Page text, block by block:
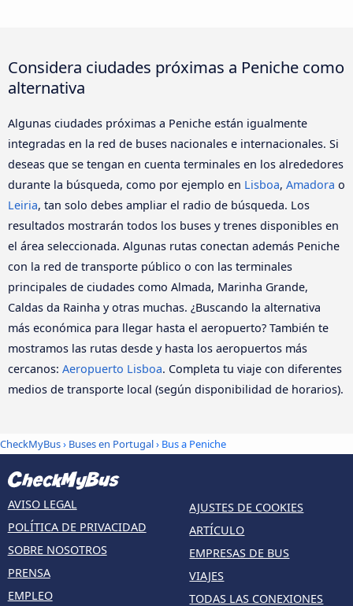
Considera ciudades próximas a Peniche como
alternativa
Algunas ciudades próximas a Peniche están igualmente
integradas en la red de buses nacionales e internacionales. Si
deseas que se tengan en cuenta terminales en los alrededores
durante la búsqueda, como por ejemplo en Lisboa, Amadora o
Leiria, tan solo debes ampliar el radio de búsqueda. Los
resultados mostrarán todos los buses y trenes disponibles en
el área seleccionada. Algunas rutas conectan además Peniche
con la red de transporte público o con las terminales
principales de ciudades como Almada, Marinha Grande,
Caldas da Rainha y otras muchas. ¿Buscando la alternativa
más económica para llegar hasta el aeropuerto? También te
mostramos las rutas desde y hasta los aeropuertos más
cercanos: Aeropuerto Lisboa. Completa tu viaje con diferentes
medios de transporte local (según disponibilidad de horarios).
CheckMyBus› Buses en Portugal› Bus a Peniche
AVISO LEGAL
POLÍTICA DE PRIVACIDAD
SOBRE NOSOTROS
PRENSA
EMPLEO
AJUSTES DE COOKIES
ARTÍCULO
EMPRESAS DE BUS
VIAJES
TODAS LAS CONEXIONES